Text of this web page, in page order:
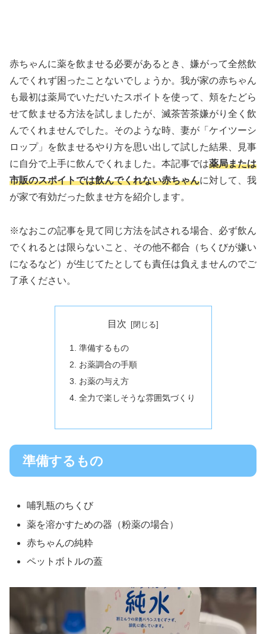
赤ちゃんに薬を飲ませる必要があるとき、嫌がって全然飲
んでくれず困ったことないでしょうか。我が家の赤ちゃん
も最初は薬局でいただいたスポイトを使って、頬をたどら
せて飲ませる方法を試しましたが、滅茶苦茶嫌がり全く飲
んでくれませんでした。そのような時、妻が「ケイツーシ
ロップ」を飲ませるやり方を思い出して試した結果、見事
に自分で上手に飲んでくれました。本記事では薬局または
市販のスポイトでは飲んでくれない赤ちゃんに対して、我
が家で有効だった飲ませ方を紹介します。
※なおこの記事を見て同じ方法を試される場合、必ず飲ん
でくれるとは限らないこと、その他不都合（ちくびが嫌い
になるなど）が生じてたとしても責任は負えませんのでご
了承ください。
目次
準備するもの
お薬調合の手順
お薬の与え方
全力で楽しそうな雰囲気づくり
準備するもの
哺乳瓶のちくび
薬を溶かすための器（粉薬の場合）
赤ちゃんの純粋
ペットボトルの蓋